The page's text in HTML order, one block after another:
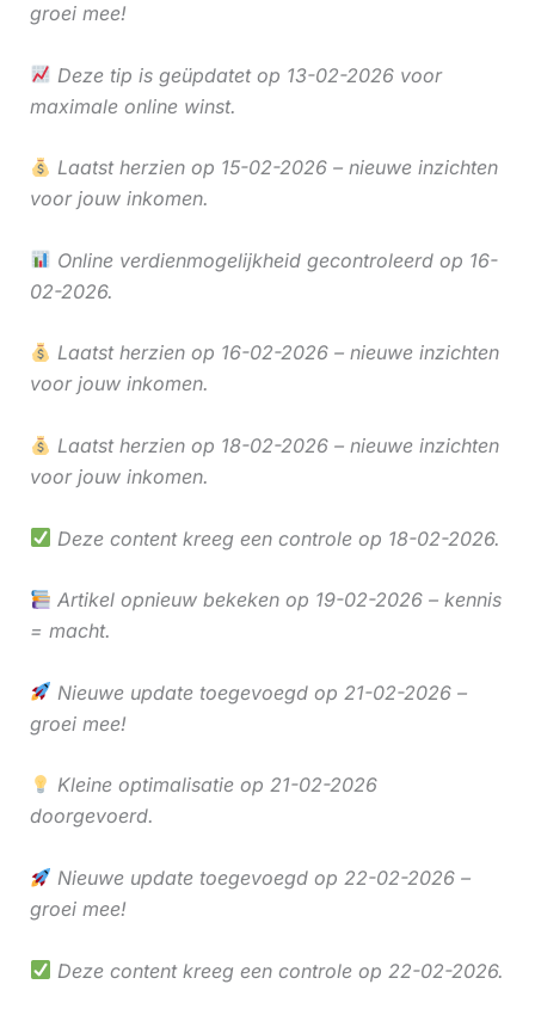
groei mee!
Deze tip is geüpdatet op 13-02-2026 voor
maximale online winst.
Laatst herzien op 15-02-2026 – nieuwe inzichten
voor jouw inkomen.
Online verdienmogelijkheid gecontroleerd op 16-
02-2026.
Laatst herzien op 16-02-2026 – nieuwe inzichten
voor jouw inkomen.
Laatst herzien op 18-02-2026 – nieuwe inzichten
voor jouw inkomen.
Deze content kreeg een controle op 18-02-2026.
Artikel opnieuw bekeken op 19-02-2026 – kennis
= macht.
Nieuwe update toegevoegd op 21-02-2026 –
groei mee!
Kleine optimalisatie op 21-02-2026
doorgevoerd.
Nieuwe update toegevoegd op 22-02-2026 –
groei mee!
Deze content kreeg een controle op 22-02-2026.